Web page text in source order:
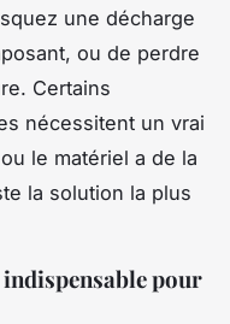
une décharge
ou de perdre
Certains
nécessitent un vrai
le matériel a de la
la solution la plus
indispensable pour